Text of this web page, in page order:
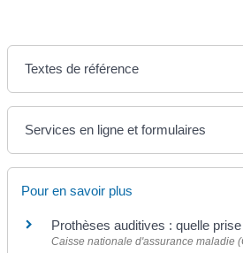
Textes de référence
Services en ligne et formulaires
Pour en savoir plus
Prothèses auditives : quelle
Caisse nationale d'assurance maladie